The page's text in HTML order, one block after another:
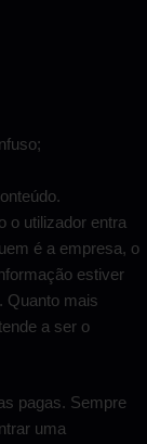
o utilizador entra
é a empresa, o
estiver
Quanto mais
a ser o
pagas. Sempre
uma